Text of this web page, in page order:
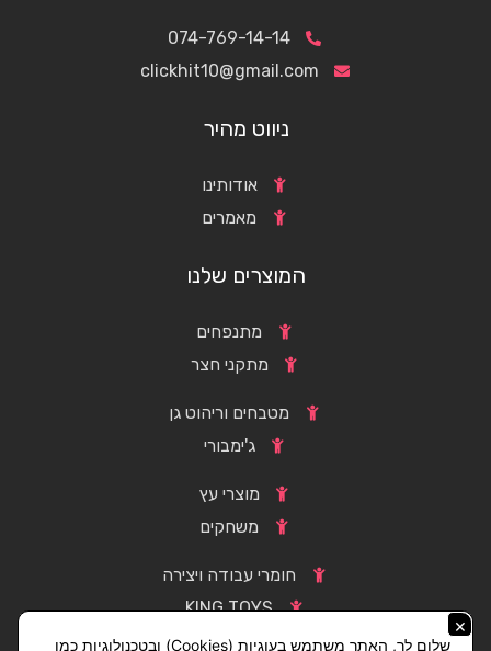
074-769-14-14
clickhit10@gmail.com
ניווט מהיר
אודותינו
מאמרים
המוצרים שלנו
מתנפחים
מתקני חצר
מטבחים וריהוט גן
ג'ימבורי
מוצרי עץ
משחקים
חומרי עבודה ויצירה
KING TOYS
×
שלום לך, האתר משתמש בעוגיות (Cookies) ובטכנולוגיות כמו